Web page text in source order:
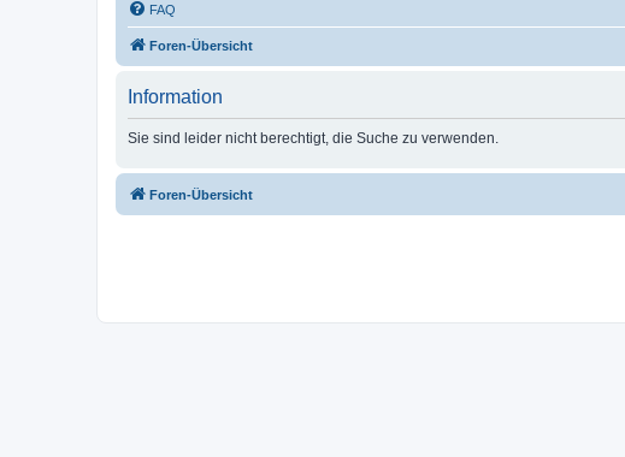
FAQ
Foren-Übersicht
Information
Sie sind leider nicht berechtigt, die Suche zu verwenden.
Foren-Übersicht